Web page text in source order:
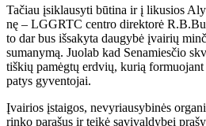
Ta­čiau įsi­klau­sy­ti bū­ti­na ir į li­ku­sios
nę – LGGRTC cen­tro di­rek­to­rė
to dar bus iš­sa­ky­ta dau­gy­bė įvai­rių
su­ma­ny­mą. Juo­lab kad Se­na­mies­čio
tiš­kių pa­mėg­tų erd­vių, ku­rią
pa­tys gy­ven­to­jai.
Įvai­rios įstai­gos, ne­vy­riau­sy­bi­nės
rin­ko pa­ra­šus ir tei­kė sa­vi­val­dy­bei